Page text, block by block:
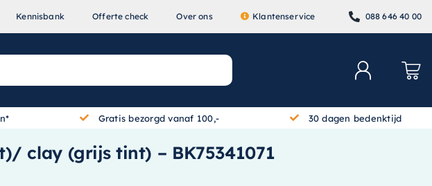
Kennisbank Offerte check Over ons Klantenservice 088 646 40 00
Gratis bezorgd vanaf 100,- 30 dagen bedenktijd
clay (grijs tint) – BK75341071